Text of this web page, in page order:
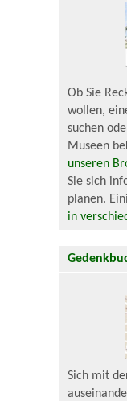
Ob Sie
wollen,
suchen
Museen
unseren
Sie sich
planen.
in
Sich mit